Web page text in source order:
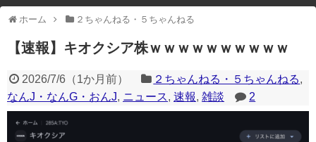
※アドブロック等の広告非表示プラグインやアドオンを利用している場合、
一部のコンテンツが表示されなくなったり、サイト全体のレイアウトが崩れ
たりする場合があります。
ホーム ２ちゃんねる・５ちゃんねる
【速報】キオクシア株ｗｗｗｗｗｗｗｗｗｗ
2026/7/6（1か月前） ２ちゃんねる・５ちゃんねる,
なんJ・なんG・おんJ, ニュース, 速報, 雑談 2